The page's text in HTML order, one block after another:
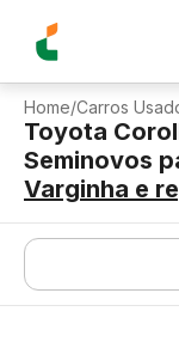
Home/Carros
Toyota
Seminovos
Varginha e